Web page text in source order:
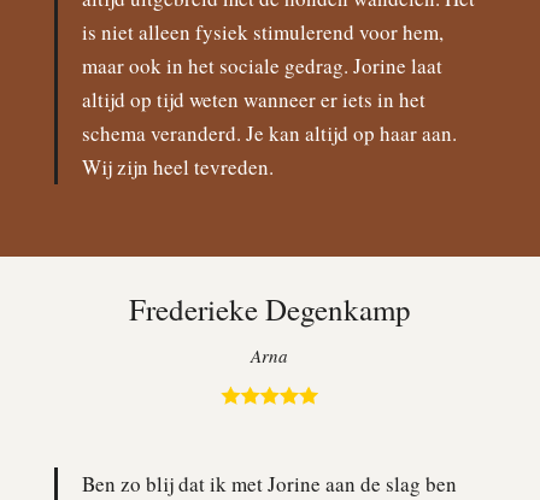
is niet alleen fysiek stimulerend voor hem,
maar ook in het sociale gedrag. Jorine laat
altijd op tijd weten wanneer er iets in het
schema veranderd. Je kan altijd op haar aan.
Wij zijn heel tevreden.
Frederieke Degenkamp
Arna
Ben zo blij dat ik met Jorine aan de slag ben